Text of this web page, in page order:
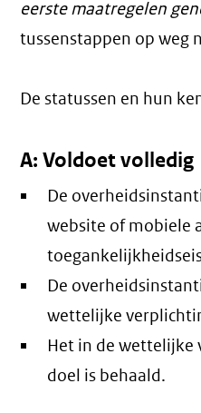
eerste maatregelen
tussenstappen op weg
De statussen en hun
A: Voldoet volledig
De
website of mobiele
De
wettelijke
Het in de wettelijke
doel is behaald.